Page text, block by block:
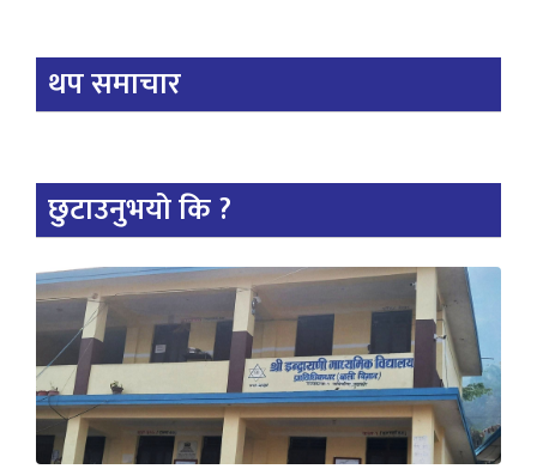
थप समाचार
छुटाउनुभयो कि ?